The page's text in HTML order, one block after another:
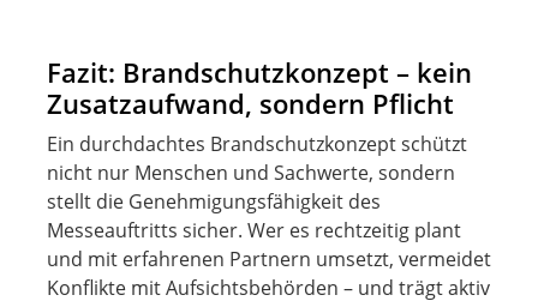
Fazit: Brandschutzkonzept – kein
Zusatzaufwand, sondern Pflicht
Ein durchdachtes Brandschutzkonzept schützt
nicht nur Menschen und Sachwerte, sondern
stellt die Genehmigungsfähigkeit des
Messeauftritts sicher. Wer es rechtzeitig plant
und mit erfahrenen Partnern umsetzt, vermeidet
Konflikte mit Aufsichtsbehörden – und trägt aktiv